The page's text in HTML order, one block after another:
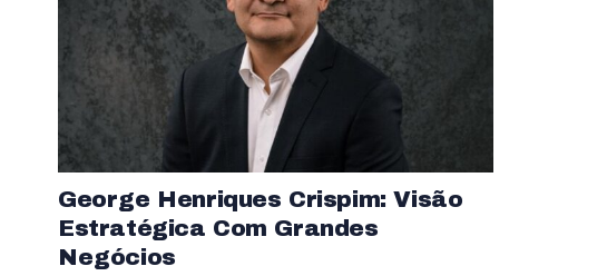
George Henriques Crispim: Visão
Estratégica Com Grandes
Negócios